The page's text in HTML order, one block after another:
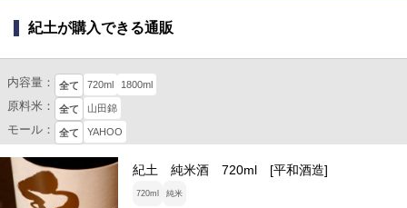
紀土が購入できる通販
内容量： 全て 720ml 1800ml
原料米： 全て 山田錦
モール： 全て YAHOO
紀土 純米酒 720ml [平和酒造]
720ml 純米